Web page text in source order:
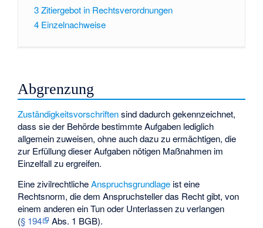
3Zitiergebot in Rechtsverordnungen
4 Einzelnachweise
Abgrenzung
Zuständigkeitsvorschriftensind dadurch gekennzeichnet,
dass sie der Behörde bestimmte Aufgaben lediglich
allgemein zuweisen, ohne auch dazu zu ermächtigen, die
zur Erfüllung dieser Aufgaben nötigen Maßnahmen im
Einzelfall zu ergreifen.
Eine zivilrechtlicheAnspruchsgrundlage ist eine
Rechtsnorm, die dem Anspruchsteller das Recht gibt, von
einem anderen ein Tun oder Unterlassen zu verlangen
(§ 194
Abs. 1 BGB).